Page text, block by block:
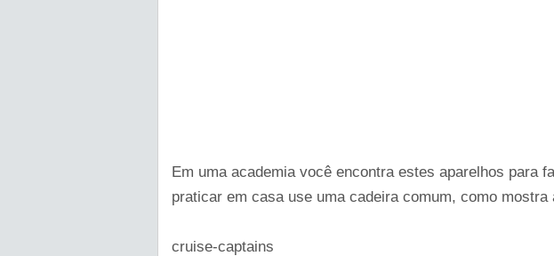
Em uma academia você encontra estes aparelhos para
praticar em casa use uma cadeira comum, como mostra
cruise-captains